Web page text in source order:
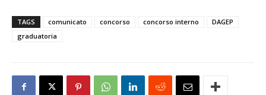
TAGS comunicato concorso concorso interno
DAGEP
graduatoria